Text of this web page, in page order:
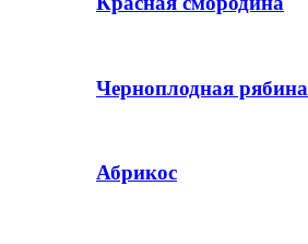
Черноплодная рябина
Абрикос